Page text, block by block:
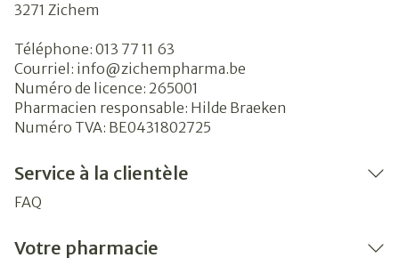
3271 Zichem
Téléphone: 013 77 11 63
Courriel: info@zichempharma.be
Numéro de licence: 265001
Pharmacien responsable: Hilde Braeken
Numéro TVA: BE0431802725
Service à la clientèle
FAQ
Votre pharmacie